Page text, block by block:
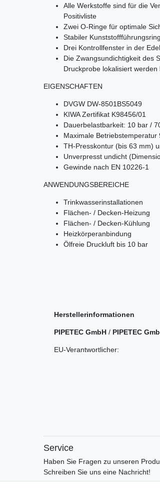
Alle Werkstoffe sind für die
Positivliste
Zwei O-Ringe für optimale
Stabiler
Drei Kontrollfenster in der
Die Zwangsundichtigkeit des
Druckprobe lokalisiert werden
EIGENSCHAFTEN
DVGW DW-8501BS5049
KIWA Zertifikat K98456/01
Dauerbelastbarkeit: 10 bar /
Maximale Betriebstemperatur
TH-Presskontur (bis 63 mm)
Unverpresst undicht
Gewinde nach EN 10226-1
ANWENDUNGSBEREICHE
Trinkwasserinstallationen
Flächen- / Decken-Heizung
Flächen- / Decken-Kühlung
Heizkörperanbindung
Ölfreie Druckluft bis 10 bar
Herstellerinformationen
PIPETEC GmbH / PIPETEC
EU-Verantwortlicher:
Service
Haben Sie Fragen zu unseren
Schreiben Sie uns eine Nachricht!